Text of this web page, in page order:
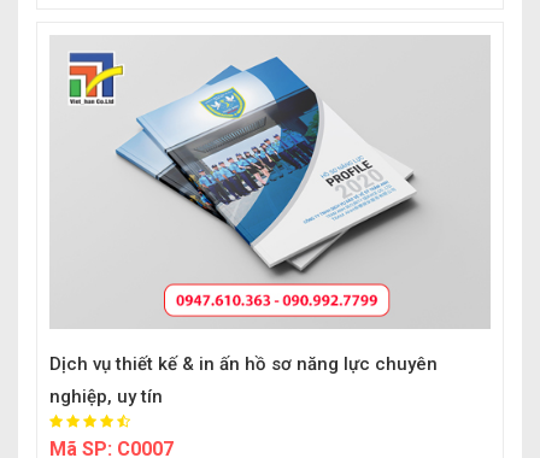
Dịch vụ thiết kế & in ấn hồ sơ năng lực chuyên
nghiệp, uy tín
Mã SP: C0007